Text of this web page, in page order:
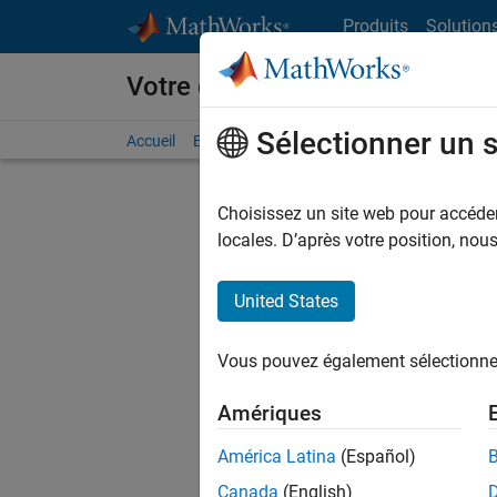
Produits
Votre carrière chez MathWorks
Accueil Explorer nos opportunités Adresses de
FILTRER
d'offre
Les
Sélectionner un
Choisissez un site web pour
locales. D’après votre position,
United States
Vous pouvez également
Amériques
América Latina (Español)
Canada (English)